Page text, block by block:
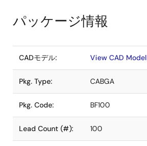
パッケージ情報
CADモデル: View CAD Model
Pkg. Type: CABGA
Pkg. Code: BF100
Lead Count (#): 100